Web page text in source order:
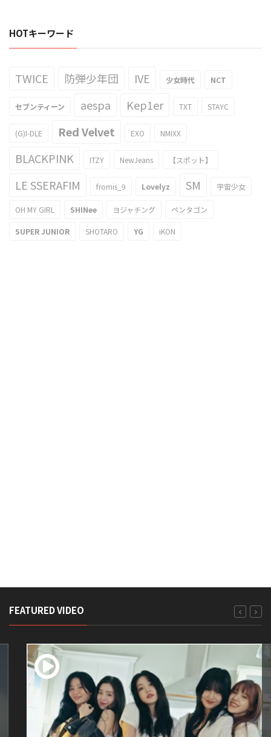
HOTキーワード
TWICE 防弾少年団 IVE 少女時代 NCT
セブンティーン aespa Kep1er TXT STAYC
(G)I-DLE Red Velvet EXO NMIXX
BLACKPINK ITZY NewJeans 【スポット】
LE SSERAFIM fromis_9 Lovelyz SM 宇宙少女
OH MY GIRL SHINee ヨジャチング ペンタゴン
SUPER JUNIOR SHOTARO YG iKON
FEATURED VIDEO